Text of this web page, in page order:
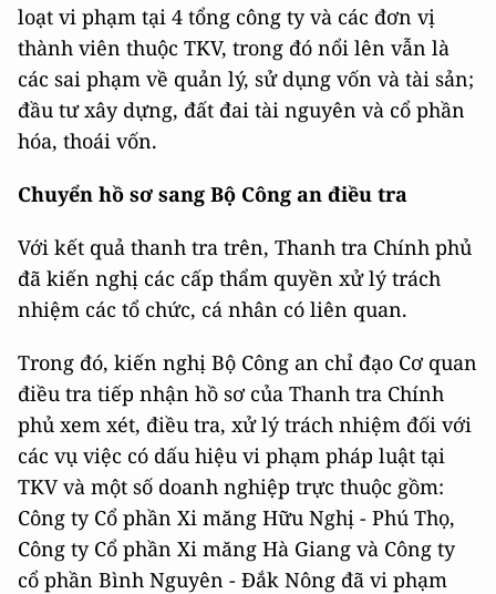
loạt vi phạm tại 4 tổng công ty và các đơn vị
thành viên thuộc TKV, trong đó nổi lên vẫn là
các sai phạm về quản lý, sử dụng vốn và tài sản;
đầu tư xây dựng, đất đai tài nguyên và cổ phần
hóa, thoái vốn.
Chuyển hồ sơ sang Bộ Công an điều tra
Với kết quả thanh tra trên, Thanh tra Chính phủ
đã kiến nghị các cấp thẩm quyền xử lý trách
nhiệm các tổ chức, cá nhân có liên quan.
Trong đó, kiến nghị Bộ Công an chỉ đạo Cơ quan
điều tra tiếp nhận hồ sơ của Thanh tra Chính
phủ xem xét, điều tra, xử lý trách nhiệm đối với
các vụ việc có dấu hiệu vi phạm pháp luật tại
TKV và một số doanh nghiệp trực thuộc gồm:
Công ty Cổ phần Xi măng Hữu Nghị - Phú Thọ,
Công ty Cổ phần Xi măng Hà Giang và Công ty
cổ phần Bình Nguyên - Đắk Nông đã vi phạm